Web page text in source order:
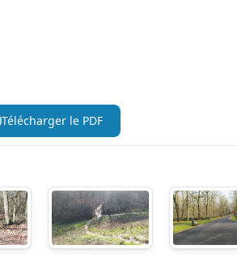
Télécharger le PDF